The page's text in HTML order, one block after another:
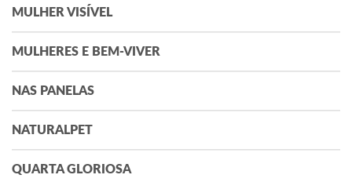
MULHER VISÍVEL
MULHERES E BEM-VIVER
NAS PANELAS
NATURALPET
QUARTA GLORIOSA